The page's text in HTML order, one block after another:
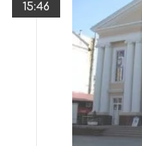
15:46